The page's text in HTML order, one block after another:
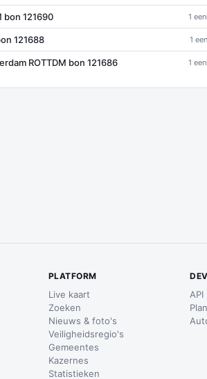
bon 121690 1
121688 1
ROTTDM bon 121686 1
PLATFORM
Live kaart
Zoeken
Nieuws & foto's
Veiligheidsregio's
Gemeentes
Kazernes
Statistieken